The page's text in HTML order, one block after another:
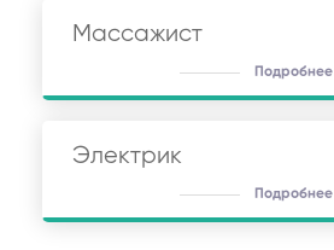
Массажист
Подробнее
Электрик
Подробнее